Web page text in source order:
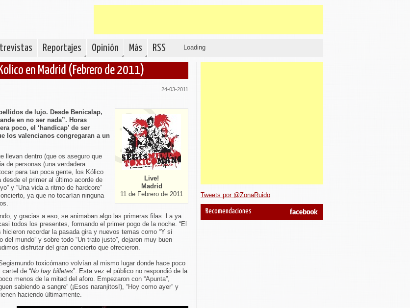
Reportajes Opinión Más RSS Loading
en Madrid (Febrero de 2011)
24-03-2011
Live!
Madrid
11 de Febrero de 2011
de lujo. Desde Benicalap,
en no ser nada”. Horas
poco, el ‘handicap’ de ser
los valencianos congregaran a un
llevan dentro (que os aseguro que
de personas (una verdadera
para tan poca gente, los Kólico
el primer al último acorde de
y “Una vida a ritmo de hardcore”
ya que no tocarían ninguna
y gracias a eso, se animaban algo las primeras filas. La ya
todos los presentes, formando el primer pogo de la noche. “El
hicieron recordar la pasada gira y nuevos temas como “Y si
del mundo” y sobre todo “Un trato justo”, dejaron muy buen
disfrutar del gran concierto que ofrecieron.
toxicómano volvían al mismo lugar donde hace poco
de “No hay billetes”. Esta vez el público no respondió de la
menos de la mitad del aforo. Empezaron con “Apunta”,
sabiendo a sangre” (¡Esos naranjitos!), “Hoy como ayer” y
haciendo últimamente.
Tweets por @ZonaRuido
Recomendaciones